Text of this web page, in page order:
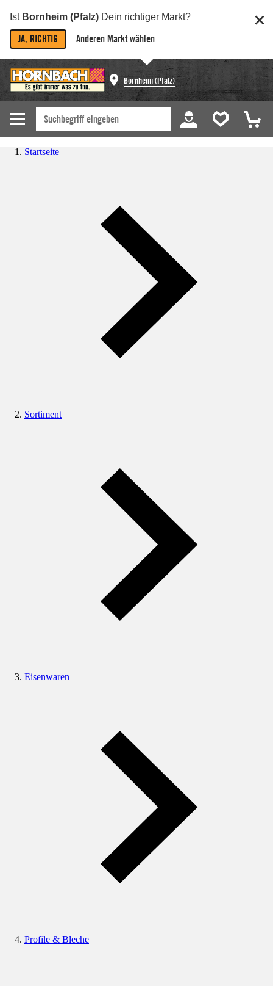
Ist Bornheim (Pfalz) Dein richtiger Markt?
JA, RICHTIG Anderen Markt wählen
Bornheim (Pfalz)
Startseite
Sortiment
Eisenwaren
Profile & Bleche